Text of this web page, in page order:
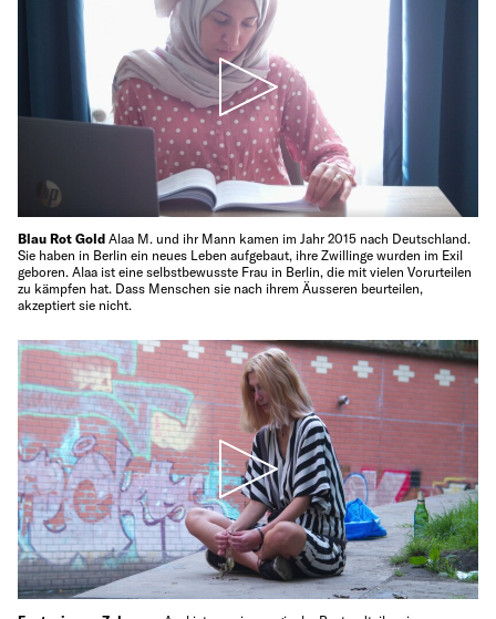
Blau Rot Gold Alaa M. und ihr Mann kamen im Jahr 2015 nach Deutschland.
Sie haben in Berlin ein neues Leben aufgebaut, ihre Zwillinge wurden im Exil
geboren. Alaa ist eine selbstbewusste Frau in Berlin, die mit vielen Vorurteilen
zu kämpfen hat. Dass Menschen sie nach ihrem Äusseren beurteilen,
akzeptiert sie nicht.